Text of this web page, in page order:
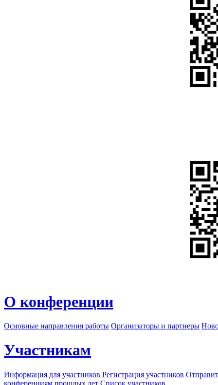
О конференции
Основные направления работы Организаторы и партнеры
Участникам
Информация для участников Регистрация участников
конференциям прошлых лет Список участников